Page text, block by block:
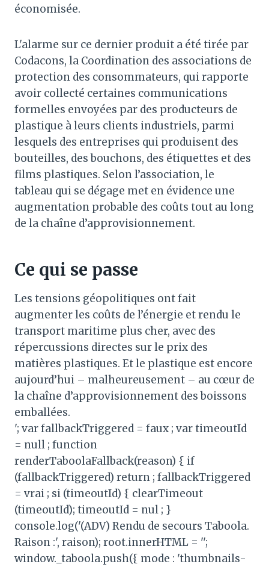
économisée.
L'alarme sur ce dernier produit a été tirée par
Codacons, la Coordination des associations de
protection des consommateurs, qui rapporte
avoir collecté certaines communications
formelles envoyées par des producteurs de
plastique à leurs clients industriels, parmi
lesquels des entreprises qui produisent des
bouteilles, des bouchons, des étiquettes et des
films plastiques. Selon l’association, le
tableau qui se dégage met en évidence une
augmentation probable des coûts tout au long
de la chaîne d’approvisionnement.
Ce qui se passe
Les tensions géopolitiques ont fait
augmenter les coûts de l’énergie et rendu le
transport maritime plus cher, avec des
répercussions directes sur le prix des
matières plastiques. Et le plastique est encore
aujourd’hui – malheureusement – ​​au cœur de
la chaîne d’approvisionnement des boissons
emballées.
'; var fallbackTriggered = faux ; var timeoutId
= null ; function
renderTaboolaFallback(reason) { if
(fallbackTriggered) return ; fallbackTriggered
= vrai ; si (timeoutId) { clearTimeout
(timeoutId); timeoutId = nul ; }
console.log('(ADV) Rendu de secours Taboola.
Raison :', raison); root.innerHTML = '';
window._taboola.push({ mode : 'thumbnails-